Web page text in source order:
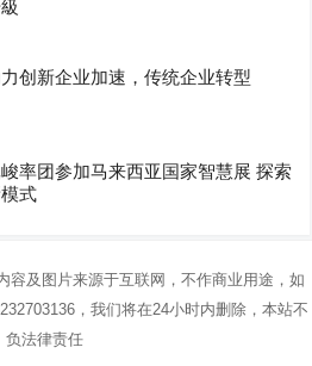
创新企业加速，传统企业转型
率团参加马来西亚国家智慧展 探索
式
容及图片来源于互联网，不作商业用途，如
，我们将在24小时内删除，本站不
负法律责任